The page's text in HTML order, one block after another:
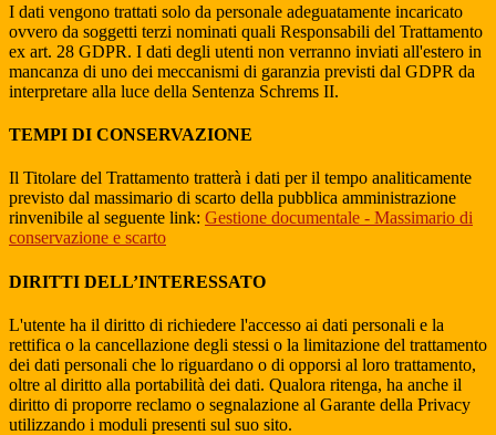
I dati vengono trattati solo da personale adeguatamente incaricato
ovvero da soggetti terzi nominati quali Responsabili del Trattamento
ex art. 28 GDPR. I dati degli utenti non verranno inviati all'estero in
mancanza di uno dei meccanismi di garanzia previsti dal GDPR da
interpretare alla luce della Sentenza Schrems II.
TEMPI DI CONSERVAZIONE
Il Titolare del Trattamento tratterà i dati per il tempo analiticamente
previsto dal massimario di scarto della pubblica amministrazione
rinvenibile al seguente link: Gestione documentale - Massimario di
conservazione e scarto
DIRITTI DELL’INTERESSATO
L'utente ha il diritto di richiedere l'accesso ai dati personali e la
rettifica o la cancellazione degli stessi o la limitazione del trattamento
dei dati personali che lo riguardano o di opporsi al loro trattamento,
oltre al diritto alla portabilità dei dati. Qualora ritenga, ha anche il
diritto di proporre reclamo o segnalazione al Garante della Privacy
utilizzando i moduli presenti sul suo sito.